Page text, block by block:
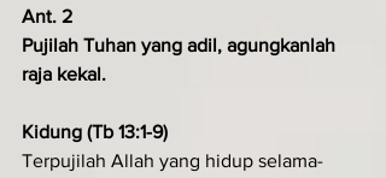
Ant. 2
Pujilah Tuhan yang adil, agungkanlah
raja kekal.
Kidung (Tb 13:1-9)
Terpujilah Allah yang hidup selama-